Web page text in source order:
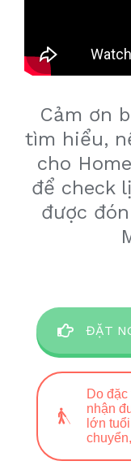
Cảm ơn
tìm hiểu,
cho
để check
được
ĐẶT
Do
nhận
lớn